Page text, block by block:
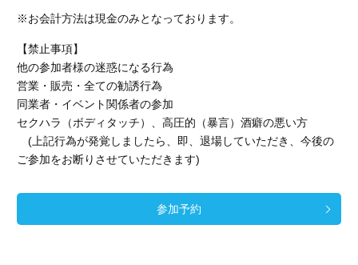
※お会計方法は現金のみとなっております。
【禁止事項】
他の参加者様の迷惑になる行為
営業・販売・全ての勧誘行為
同業者・イベント関係者の参加
セクハラ（ボディタッチ）、高圧的（暴言）酒癖の悪い方
(上記行為が発覚しましたら、即、退場していただき、今後の
ご参加をお断りさせていただきます)
参加予約